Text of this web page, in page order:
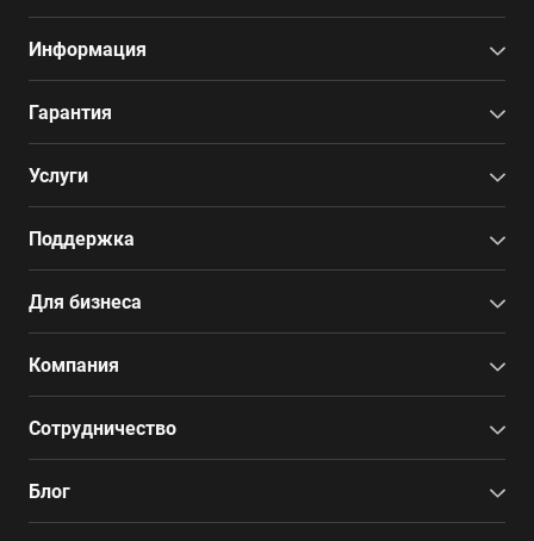
Информация
Гарантия
Услуги
Поддержка
Для бизнеса
Компания
Сотрудничество
Блог